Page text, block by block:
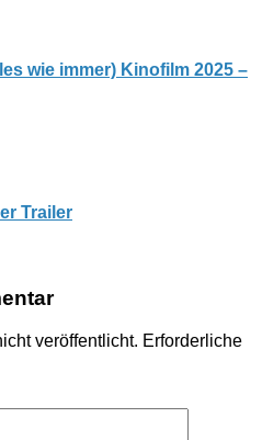
wie immer) Kinofilm 2025 –
Trailer
veröffentlicht. Erforderliche